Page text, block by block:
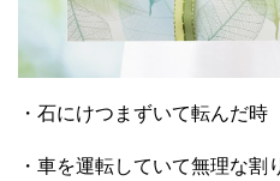
・石にけつまずいて転んだ時
・車を運転していて無理な割